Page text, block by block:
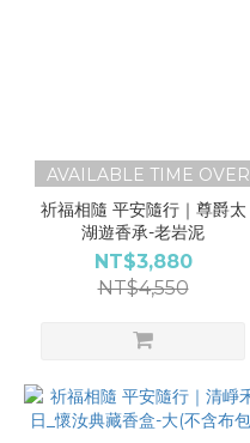
AVAILABLE TIME OVER
祈福相隨 平安隨行｜尊爵太
湖遊香承-老岩泥
NT$3,880
NT$4,550